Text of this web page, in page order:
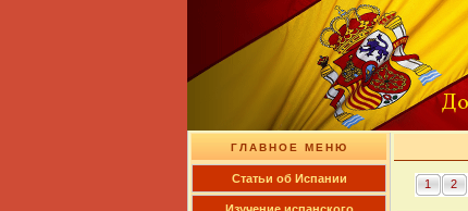
ГЛАВНОЕ МЕНЮ
Cтатьи об Испании 1 2